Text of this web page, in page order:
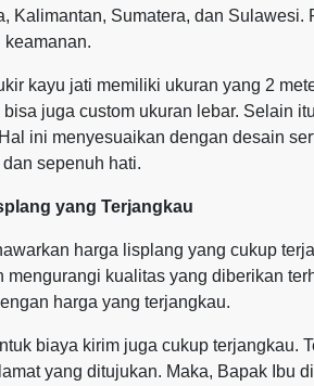
Kalimantan, Sumatera, dan
keamanan.
kayu jati memiliki ukuran yang 2
bisa juga custom ukuran lebar. Selain
ini menyesuaikan dengan desain
sepenuh hati.
yang Terjangkau
harga lisplang yang cukup
mengurangi kualitas yang diberikan
harga yang terjangkau.
biaya kirim juga cukup terjangkau.
yang ditujukan. Maka, Bapak Ibu